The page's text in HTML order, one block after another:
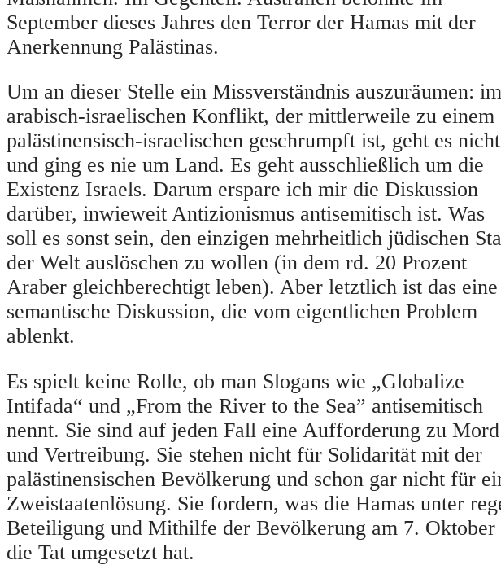
September dieses Jahres den Terror der Hamas mit der
Anerkennung Palästinas.
Um an dieser Stelle ein Missverständnis auszuräumen: im
arabisch-israelischen Konflikt, der mittlerweile zu einem
palästinensisch-israelischen geschrumpft ist, geht es nicht
und ging es nie um Land. Es geht ausschließlich um die
Existenz Israels. Darum erspare ich mir die Diskussion
darüber, inwieweit Antizionismus antisemitisch ist. Was
soll es sonst sein, den einzigen mehrheitlich jüdischen
der Welt auslöschen zu wollen (in dem rd. 20 Prozent
Araber gleichberechtigt leben). Aber letztlich ist das eine
semantische Diskussion, die vom eigentlichen Problem
ablenkt.
Es spielt keine Rolle, ob man Slogans wie „Globalize
Intifada“ und „From the River to the Sea” antisemitisch
nennt. Sie sind auf jeden Fall eine Aufforderung zu Mord
und Vertreibung. Sie stehen nicht für Solidarität mit der
palästinensischen Bevölkerung und schon gar nicht für
Zweistaatenlösung. Sie fordern, was die Hamas unter
Beteiligung und Mithilfe der Bevölkerung am 7. Oktober
die Tat umgesetzt hat.